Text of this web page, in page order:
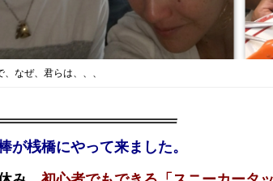
、なぜ、君らは、、、
が桟橋にやって来ました。